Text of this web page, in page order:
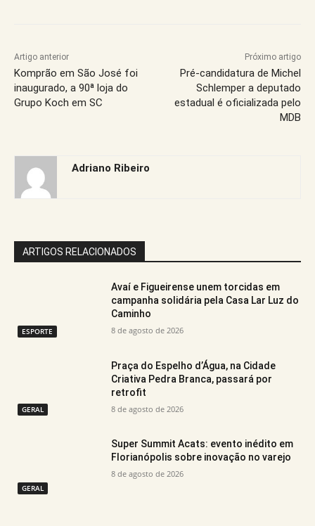
Artigo anterior
Komprão em São José foi
inaugurado, a 90ª loja do
Grupo Koch em SC
Próximo artigo
Pré-candidatura de Michel
Schlemper a deputado
estadual é oficializada pelo
MDB
Adriano Ribeiro
ARTIGOS RELACIONADOS
ESPORTE
Avaí e Figueirense unem torcidas em
campanha solidária pela Casa Lar Luz do
Caminho
8 de agosto de 2026
GERAL
Praça do Espelho d’Água, na Cidade
Criativa Pedra Branca, passará por
retrofit
8 de agosto de 2026
GERAL
Super Summit Acats: evento inédito em
Florianópolis sobre inovação no varejo
8 de agosto de 2026